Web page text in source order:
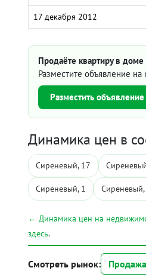
17 декабря 2012
Продаёте квартиру в
Разместите объявление
Разместить объявление
Динамика цен в
Сиреневый, 17
Сиреневый, 1
← Динамика цен на
здесь.
Смотреть рынок: